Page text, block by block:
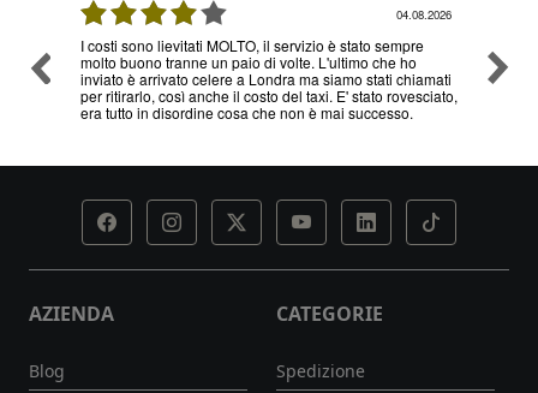
03.08.2026
Ottimo servizio e prezzi, ritiro e consegna senza nessun
problema , sono già diverse volte che utilizzo il loro
servizio
AZIENDA
Blog
CATEGORIE
Spedizione